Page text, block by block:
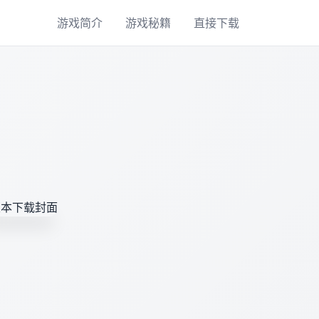
游戏简介 游戏秘籍 直接下载